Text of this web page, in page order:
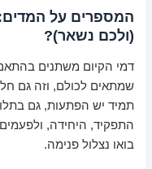
המספרים על
(ולכם נשאר)?
דמי הקיום משתנים
שמתאים לכולם, וזה גם
תמיד יש הפתעות, גם
התפקיד, היחידה,
בואו נצלול פנימה.